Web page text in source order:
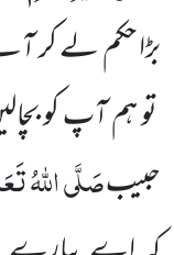
بڑا حکم لے کر
تو ہم آپ کو
حبیبصَلَّی اللّٰہُ